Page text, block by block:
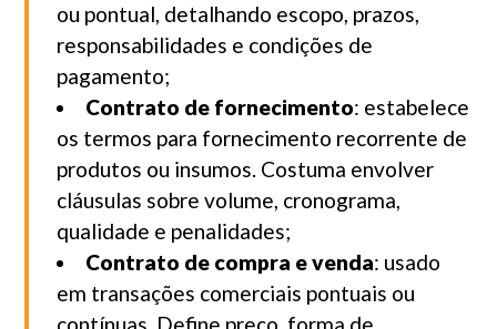
ou pontual, detalhando escopo, prazos,
responsabilidades e condições de
pagamento;
Contrato de fornecimento: estabelece
os termos para fornecimento recorrente de
produtos ou insumos. Costuma envolver
cláusulas sobre volume, cronograma,
qualidade e penalidades;
Contrato de compra e venda: usado
em transações comerciais pontuais ou